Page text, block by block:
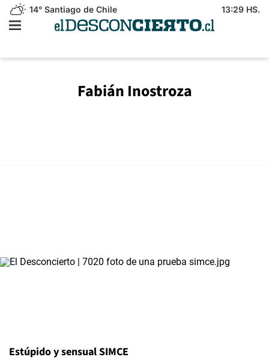
14° Santiago de Chile 13:29 HS.
Fabián Inostroza
Estúpido y sensual SIMCE